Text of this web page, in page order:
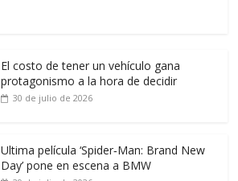
El costo de tener un vehículo gana
protagonismo a la hora de decidir
30 de julio de 2026
Ultima película ‘Spider‑Man: Brand New
Day’ pone en escena a BMW